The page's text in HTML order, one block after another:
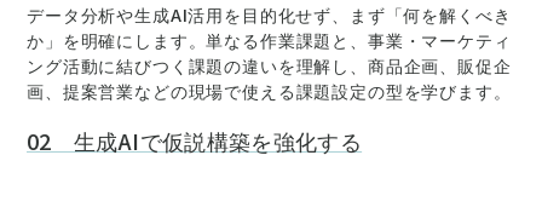
データ分析や生成AI活用を目的化せず、まず「何を解くべき
か」を明確にします。単なる作業課題と、事業・マーケティ
ング活動に結びつく課題の違いを理解し、商品企画、販促企
画、提案営業などの現場で使える課題設定の型を学びます。
02 生成AIで仮説構築を強化する